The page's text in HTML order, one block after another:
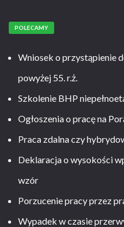
POLECAMY
Wniosek o przystąpienie
powyżej 55. r.ż.
Szkolenie BHP
Ogłoszenia o pracę na
Praca zdalna czy
Deklaracja o wysokości
wzór
Porzucenie pracy przez
Wypadek w czasie